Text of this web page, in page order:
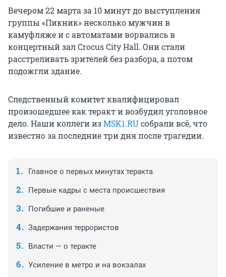
Вечером 22 марта за 10 минут до выступления
группы «Пикник» несколько мужчин в
камуфляже и с автоматами ворвались в
концертный зал Crocus City Hall. Они стали
расстреливать зрителей без разбора, а потом
подожгли здание.
Следственный комитет квалифицировал
произошедшее как теракт и возбудил уголовное
дело. Наши коллеги изMSK1.RUcобрали всё, что
известно за последние три дня после трагедии.
Главное о первых минутах теракта
Первые кадры с места происшествия
Погибшие и раненые
Задержания террористов
Власти — о теракте
Усиление в метро и на вокзалах